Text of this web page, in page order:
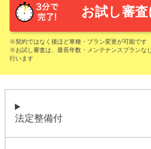
お試し審
※契約ではなく後ほど車種・プラン変更が可能です
※お試し審査は、最長年数・メンテナンスプランな
行います
法定整備付